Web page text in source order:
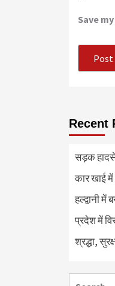
Save
Recent
सड़क हादसे
कार खाई में
हल्द्वानी
प्रदेश में
श्रद्धा,